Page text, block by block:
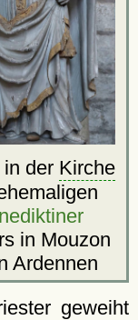
der Kirche
in Mouzon
Ardennen
geweiht